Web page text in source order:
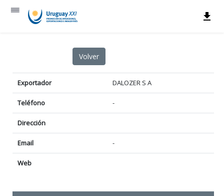
Exportador DALOZER S A
Teléfono -
Dirección
Email -
Web